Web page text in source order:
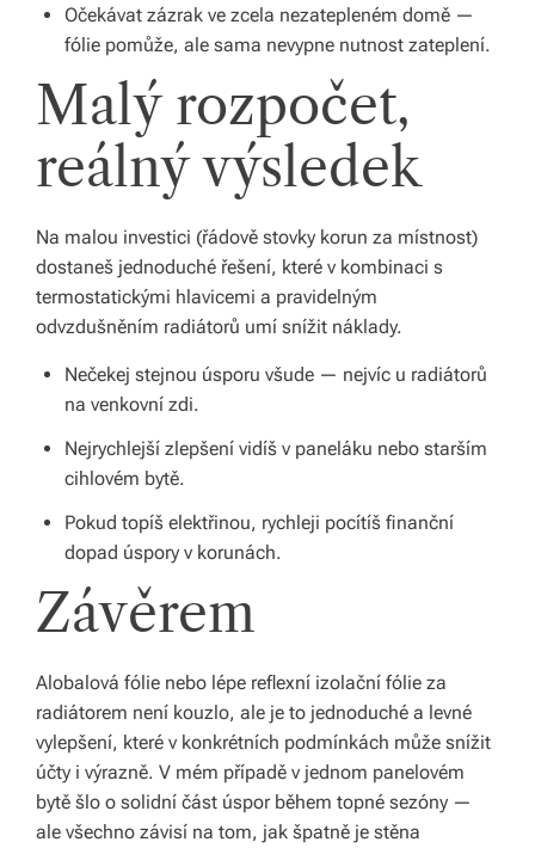
Očekávat zázrak ve zcela nezatepleném domě —
fólie pomůže, ale sama nevypne nutnost zateplení.
Malý rozpočet,
reálný výsledek
Na malou investici (řádově stovky korun za místnost)
dostaneš jednoduché řešení, které v kombinaci s
termostatickými hlavicemi a pravidelným
odvzdušněním radiátorů umí snížit náklady.
Nečekej stejnou úsporu všude — nejvíc u radiátorů
na venkovní zdi.
Nejrychlejší zlepšení vidíš v paneláku nebo starším
cihlovém bytě.
Pokud topíš elektřinou, rychleji pocítíš finanční
dopad úspory v korunách.
Závěrem
Alobalová fólie nebo lépe reflexní izolační fólie za
radiátorem není kouzlo, ale je to jednoduché a levné
vylepšení, které v konkrétních podmínkách může snížit
účty i výrazně. V mém případě v jednom panelovém
bytě šlo o solidní část úspor během topné sezóny —
ale všechno závisí na tom, jak špatně je stěna